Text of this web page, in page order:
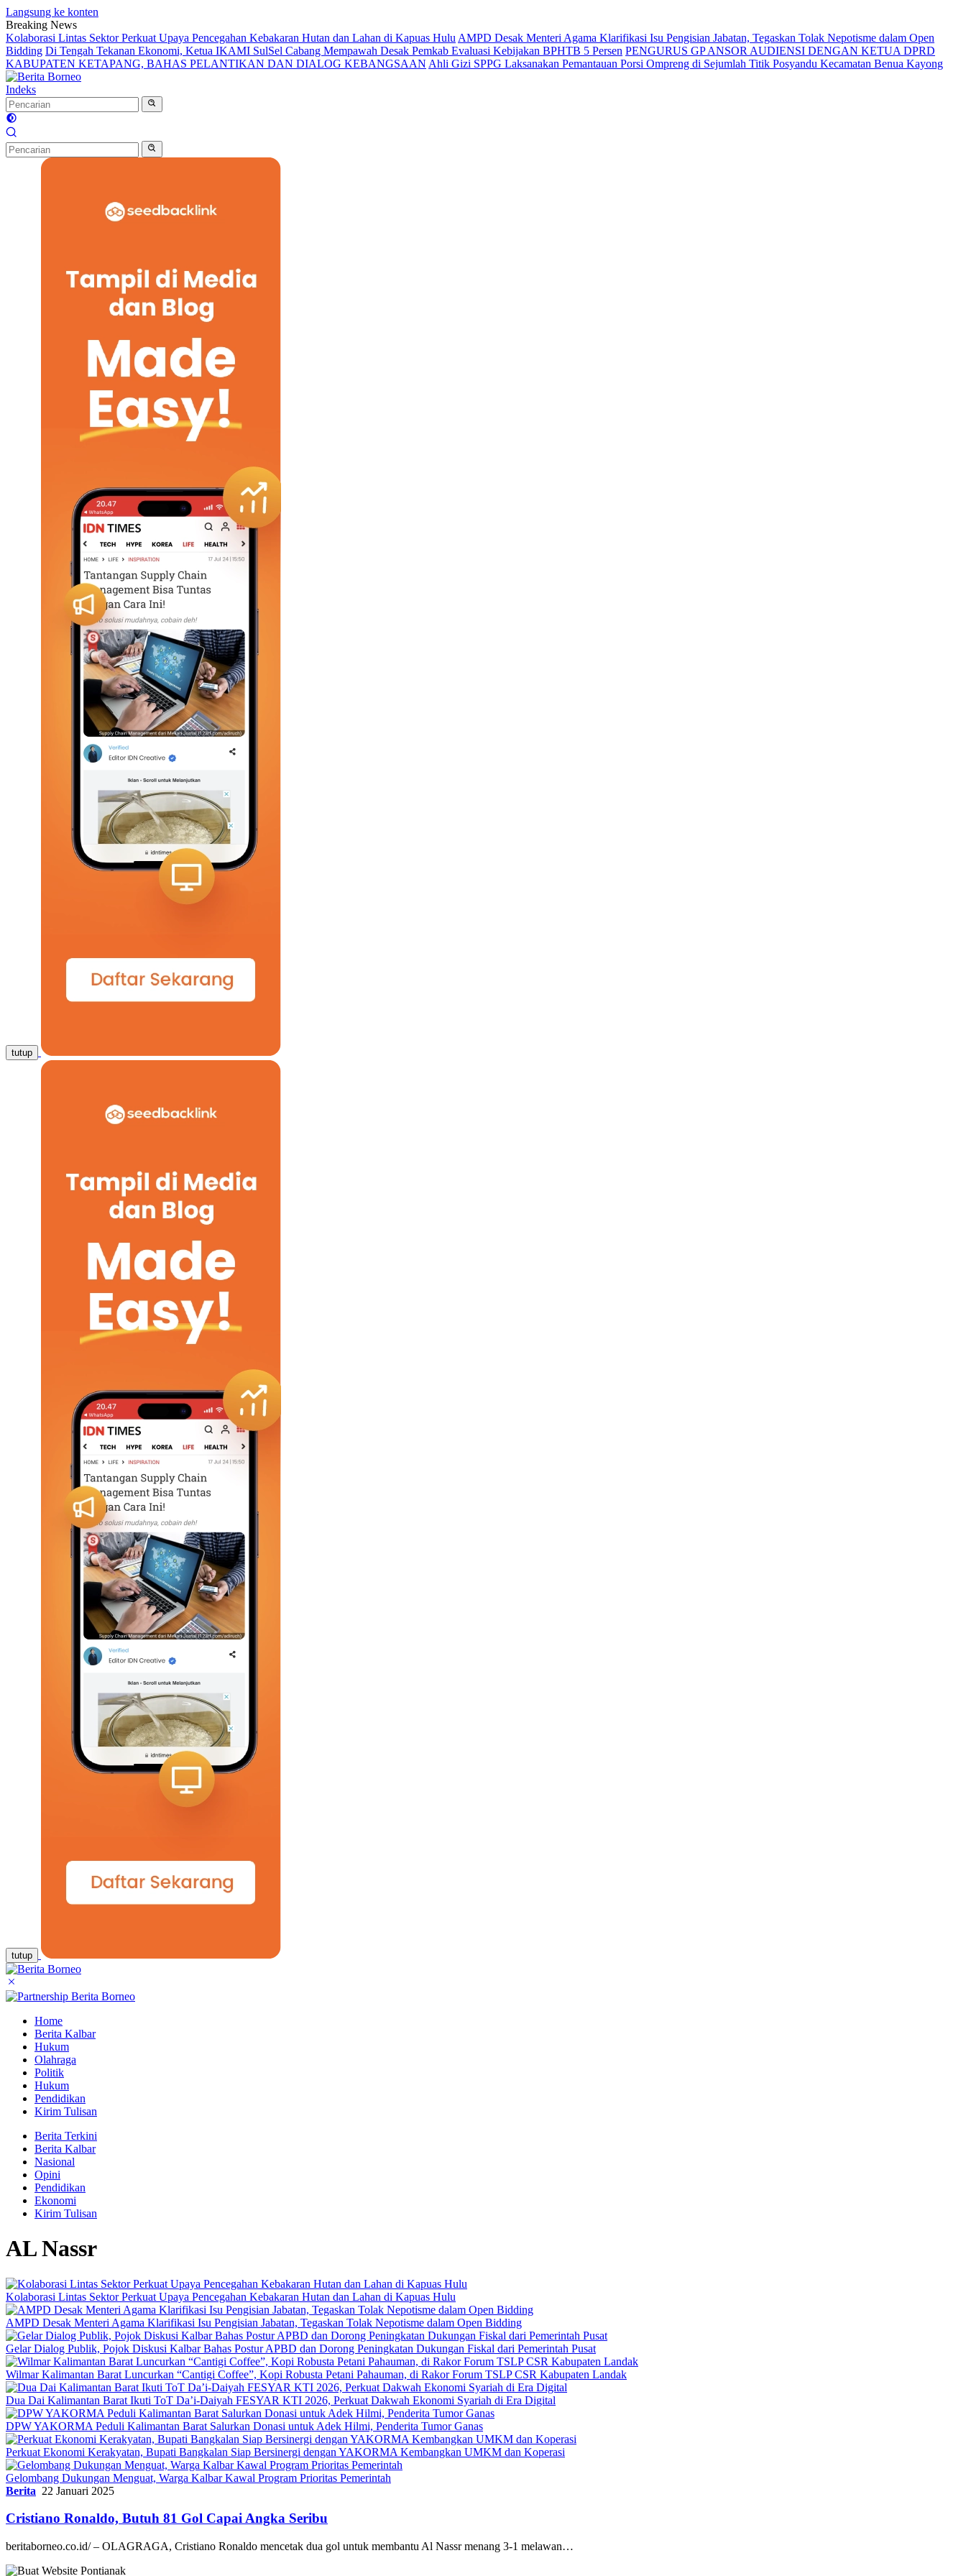
Langsung ke konten
Breaking News
Kolaborasi Lintas Sektor Perkuat Upaya Pencegahan Kebakaran Hutan dan Lahan di Kapuas Hulu AMPD Desak Menteri Agama Klarifikasi Isu Pengisian Jabatan, Tegaskan Tolak Nepotisme dalam Open
Bidding Di Tengah Tekanan Ekonomi, Ketua IKAMI SulSel Cabang Mempawah Desak Pemkab Evaluasi Kebijakan BPHTB 5 Persen PENGURUS GP ANSOR AUDIENSI DENGAN KETUA DPRD
KABUPATEN KETAPANG, BAHAS PELANTIKAN DAN DIALOG KEBANGSAAN Ahli Gizi SPPG Laksanakan Pemantauan Porsi Ompreng di Sejumlah Titik Posyandu Kecamatan Benua Kayong
Indeks
tutup
tutup
Home
Berita Kalbar
Hukum
Olahraga
Politik
Hukum
Pendidikan
Kirim Tulisan
Berita Terkini
Berita Kalbar
Nasional
Opini
Pendidikan
Ekonomi
Kirim Tulisan
AL Nassr
Kolaborasi Lintas Sektor Perkuat Upaya Pencegahan Kebakaran Hutan dan Lahan di Kapuas Hulu
AMPD Desak Menteri Agama Klarifikasi Isu Pengisian Jabatan, Tegaskan Tolak Nepotisme dalam Open Bidding
Gelar Dialog Publik, Pojok Diskusi Kalbar Bahas Postur APBD dan Dorong Peningkatan Dukungan Fiskal dari Pemerintah Pusat
Wilmar Kalimantan Barat Luncurkan “Cantigi Coffee”, Kopi Robusta Petani Pahauman, di Rakor Forum TSLP CSR Kabupaten Landak
Dua Dai Kalimantan Barat Ikuti ToT Da’i-Daiyah FESYAR KTI 2026, Perkuat Dakwah Ekonomi Syariah di Era Digital
DPW YAKORMA Peduli Kalimantan Barat Salurkan Donasi untuk Adek Hilmi, Penderita Tumor Ganas
Perkuat Ekonomi Kerakyatan, Bupati Bangkalan Siap Bersinergi dengan YAKORMA Kembangkan UMKM dan Koperasi
Gelombang Dukungan Menguat, Warga Kalbar Kawal Program Prioritas Pemerintah
Berita 22 Januari 2025
Cristiano Ronaldo, Butuh 81 Gol Capai Angka Seribu
beritaborneo.co.id/ – OLAGRAGA, Cristiano Ronaldo mencetak dua gol untuk membantu Al Nassr menang 3-1 melawan…